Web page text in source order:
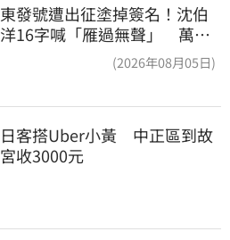
東發號遭出征塗掉簽名！沈伯
洋16字喊「雁過無聲」 萬人
(2026年08月05日)
日客搭Uber小黃　中正區到故
宮收3000元